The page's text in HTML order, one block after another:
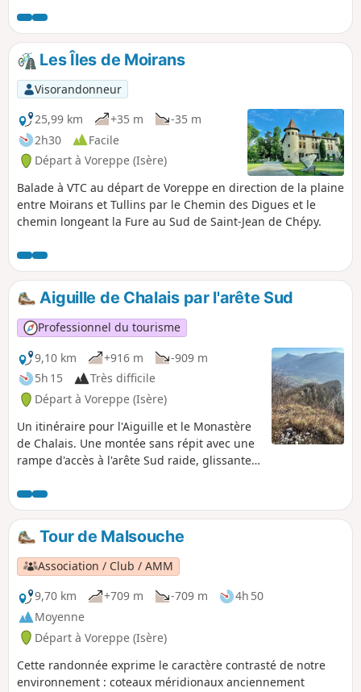
Les Îles de Moirans
Visorandonneur
25,99 km
+35 m
-35 m
2h30
Facile
Départ à Voreppe (Isère)
Balade à VTC au départ de Voreppe en direction de la plaine
entre Moirans et Tullins par le Chemin des Digues et le
chemin longeant la Fure au Sud de Saint-Jean de Chépy.
Aiguille de Chalais par l'arête Sud
Professionnel du tourisme
9,10 km
+916 m
-909 m
5h 15
Très difficile
Départ à Voreppe (Isère)
Un itinéraire pour l'Aiguille et le Monastère
de Chalais. Une montée sans répit avec une
rampe d'accès à l'arête Sud raide, glissante
Tour de Malsouche
Association / Club / AMM
9,70 km
+709 m -709 m
4h 50
Moyenne
Départ à Voreppe (Isère)
Cette randonnée exprime le caractère contrasté de notre
environnement : coteaux méridionaux anciennement